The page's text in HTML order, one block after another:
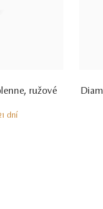
ružové
dní